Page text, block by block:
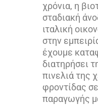
χρόνια, η
σταδιακή
ιταλική
στην
έχουμε
διατηρήσει
πινελιά της
φροντίδας
παραγωγής